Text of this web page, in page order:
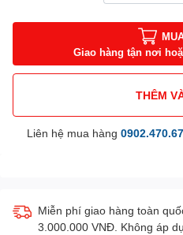
Giao hàng tận nơi
THÊM
Liên hệ mua hàng
Miễn phí giao hàng toàn
3.000.000 VNĐ. Không áp